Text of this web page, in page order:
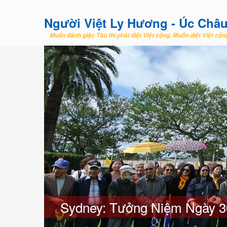
Người Việt Ly Hương - Úc
Muốn đánh giặc Tàu thì phải diệt Việt cộng. Muốn diệt Việt
Sydney: Tưởng Niệm Ngày